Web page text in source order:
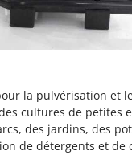
à lame pour tracteur
la pulvérisation et
cultures de petites
des jardins, des
de détergents et de